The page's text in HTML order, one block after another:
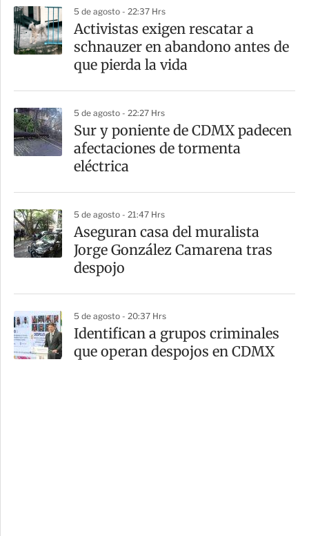
5 de agosto - 22:37 Hrs
Activistas exigen rescatar a
schnauzer en abandono antes de
que pierda la vida
5 de agosto - 22:27 Hrs
Sur y poniente de CDMX padecen
afectaciones de tormenta
eléctrica
5 de agosto - 21:47 Hrs
Aseguran casa del muralista
Jorge González Camarena tras
despojo
5 de agosto - 20:37 Hrs
Identifican a grupos criminales
que operan despojos en CDMX